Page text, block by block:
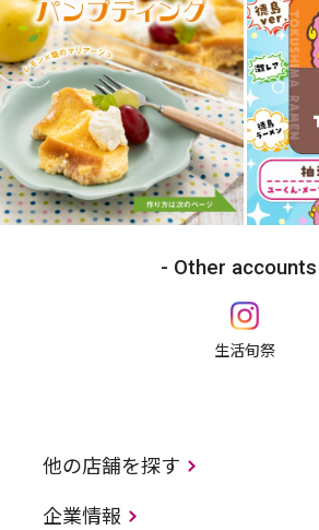
Other accounts
生活旬祭
他の店舗を探す
企業情報